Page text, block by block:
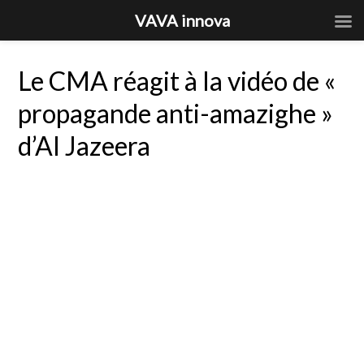
Le CMA réagit à la vidéo de «
propagande anti-amazighe »
d’Al Jazeera
VAVA innova